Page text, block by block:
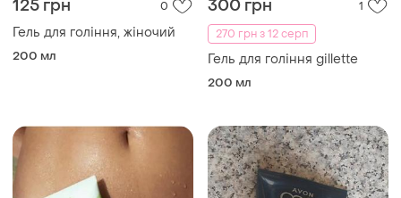
125 грн 0
Гель для гоління, жіночий
200 мл
300 грн
1
270 грн з 12 серп
Гель для гоління gillette
200 мл